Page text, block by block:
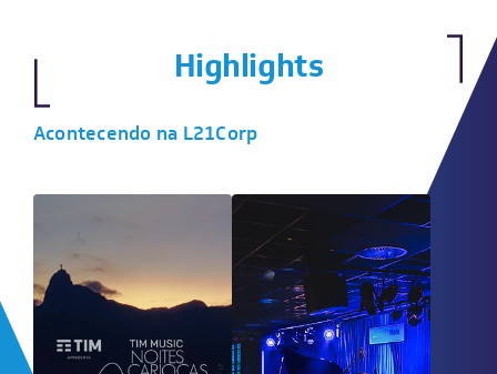
Highlights
Acontecendo na L21Corp